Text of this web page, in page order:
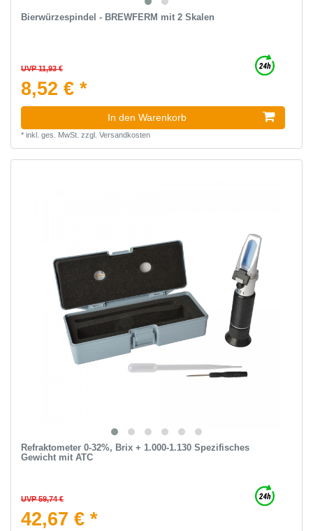
Bierwürzespindel - BREWFERM mit 2 Skalen
UVP 11,93 €
8,52 € *
In den Warenkorb
* inkl. ges. MwSt. zzgl. Versandkosten
Refraktometer 0-32%, Brix + 1.000-1.130 Spezifisches
Gewicht mit ATC
UVP 59,74 €
42,67 € *